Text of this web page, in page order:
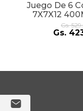
Juego De 6
7X7X12
Gs. 529.
Gs.